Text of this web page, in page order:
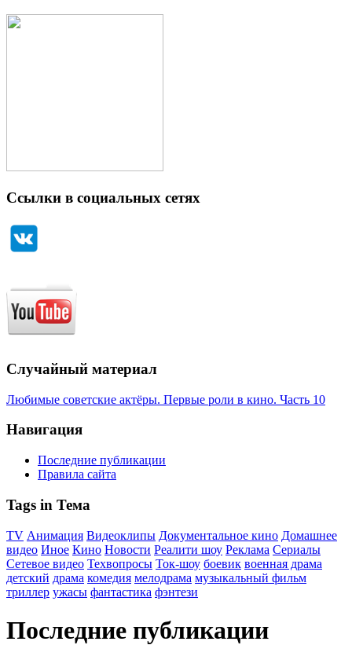
Ссылки в социальных сетях
Случайный материал
Любимые советские актёры. Первые роли в кино. Часть 10
Навигация
Последние публикации
Правила сайта
Tags in Тема
TV Анимация Видеоклипы Документальное кино Домашнее
видео Иное Кино Новости Реалити шоу Реклама Сериалы
Сетевое видео Техвопросы Ток-шоу боевик военная драма
детский драма комедия мелодрама музыкальный фильм
триллер ужасы фантастика фэнтези
Последние публикации